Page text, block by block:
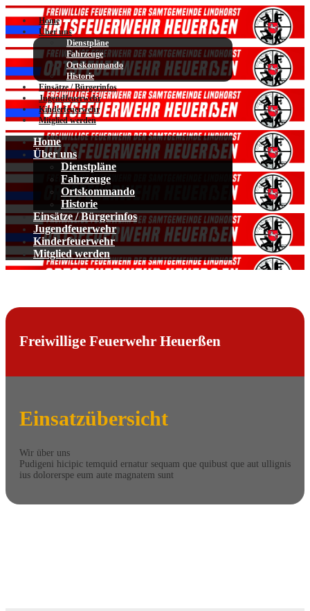
Home
Über uns
Dienstpläne
Fahrzeuge
Ortskommando
Historie
Einsätze / Bürgerinfos
Jugendfeuerwehr
Kinderfeuerwehr
Mitglied werden
Home
Über uns
Dienstpläne
Fahrzeuge
Ortskommando
Historie
Einsätze / Bürgerinfos
Jugendfeuerwehr
Kinderfeuerwehr
Mitglied werden
Freiwillige Feuerwehr Heuerßen
Einsatzübersicht
Wir über uns
Pudigeni hicipic temquid ernatur sequam que quibust que aut ullignis
ius dolorerspe eum aute magnatem sunt